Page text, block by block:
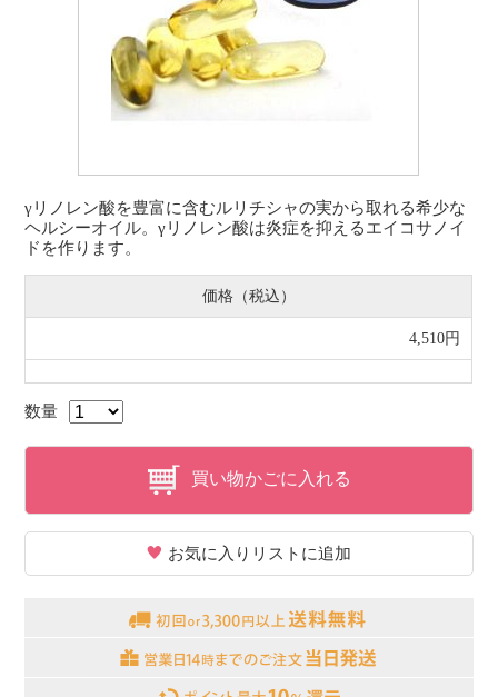
γリノレン酸を豊富に含むルリチシャの実から取れる希少な
ヘルシーオイル。γリノレン酸は炎症を抑えるエイコサノイ
ドを作ります。
価格（税込）
4,510円
数量
買い物かごに入れる
お気に入りリストに追加